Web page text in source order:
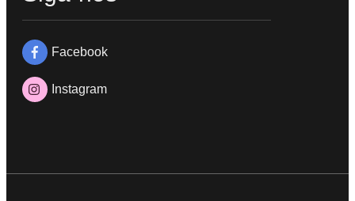
Facebook
Instagram